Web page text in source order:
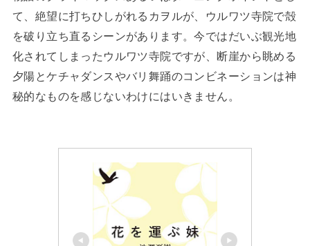
て、絶望に打ちひしがれるカヲルが、ウルワツ寺院で殻
を破り立ち直るシーンがあります。今ではだいぶ観光地
化されてしまったウルワツ寺院ですが、断崖から眺める
夕陽とケチャダンスやバリ舞踊のコンビネーションは神
秘的なものを感じないわけにはいきません。